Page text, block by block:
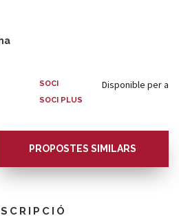
Disponible per a
SOCI
SOCI PLUS
PROPOSTES SIMILARS